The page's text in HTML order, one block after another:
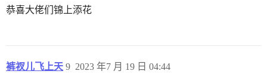
恭喜大佬们锦上添花
裤衩儿飞上天 2023 年7 月 19 日 04:44
9